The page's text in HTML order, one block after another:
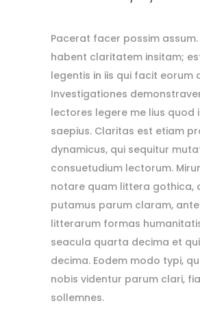
Pacerat facer possim assum.
habent claritatem insitam;
legentis in iis qui facit eorum
Investigationes
lectores legere me lius quod
saepius. Claritas est etiam
dynamicus, qui sequitur
consuetudium lectorum.
notare quam littera gothica,
putamus parum claram,
litterarum formas
seacula quarta decima et
decima. Eodem modo typi,
nobis videntur parum clari,
sollemnes.